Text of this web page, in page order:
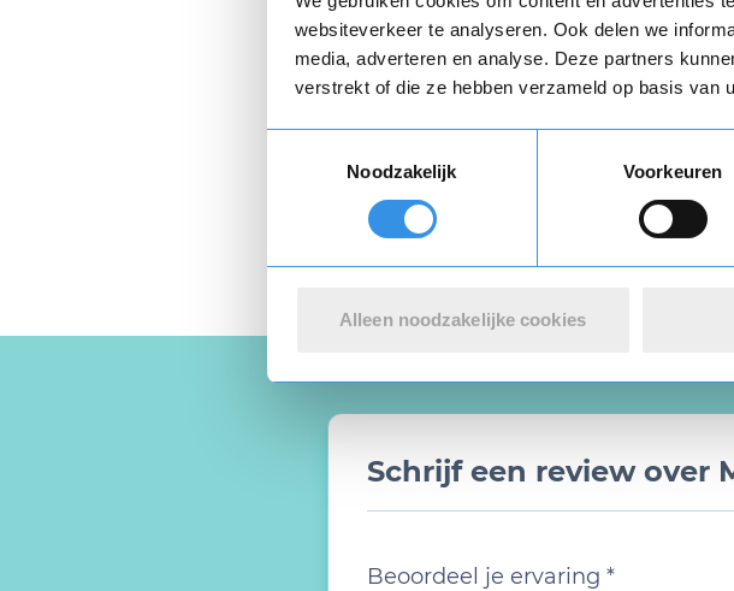
websiteverkeer te analyseren. Ook delen we
media, adverteren en analyse. Deze partners
verstrekt of die ze hebben verzameld op basis van
Noodzakelijk
Voorkeuren
Alleen noodzakelijke cookies
Schrijf een review over
Beoordeel je ervaring *